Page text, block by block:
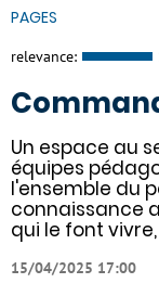
PAGES
relevance:
Un espace au
équipes
l'ensemble du
connaissance
qui le font
15/04/2025 17:00